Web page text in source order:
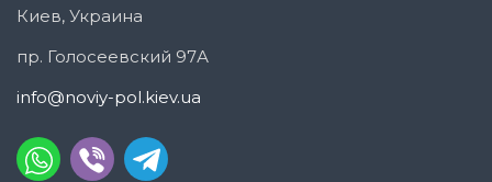
Киев, Украина
пр. Голосеевский 97А
info@noviy-pol.kiev.ua